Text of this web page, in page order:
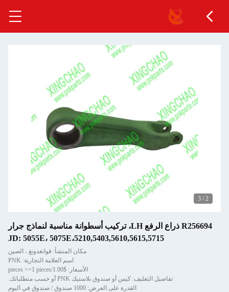
2
/
3
R256694 ذراع الرفع LH، تركيب أسطوانة مناسبة لنماذج جرار
JD: 5055E، 5075E،5210,5403,5610,5615,5715
مكان المنشأ: قوانغدونغ ، الصين
اسم العلامة التجارية: PNK
الأسعار: $1.00/pieces >=1 pieces
تفاصيل التغليف: كيس أو صندوق بلاستيك PNK أو حسب متطلباتك.
القدرة على العرض: 1000 صندوق / صندوق في اليوم